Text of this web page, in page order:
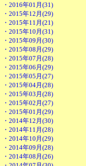
・2016年01月(31)
・2015年12月(29)
・2015年11月(21)
・2015年10月(31)
・2015年09月(30)
・2015年08月(29)
・2015年07月(28)
・2015年06月(29)
・2015年05月(27)
・2015年04月(28)
・2015年03月(28)
・2015年02月(27)
・2015年01月(29)
・2014年12月(30)
・2014年11月(28)
・2014年10月(29)
・2014年09月(28)
・2014年08月(26)